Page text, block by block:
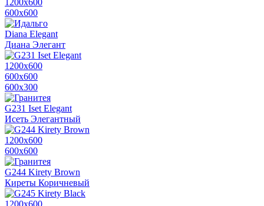
1200х600
600х600
Diana Elegant
Диана Элегант
1200х600
600х600
600x300
G231 Iset Elegant
Исеть Элегантный
1200х600
600х600
G244 Kirety Brown
Киреты Коричневый
1200х600